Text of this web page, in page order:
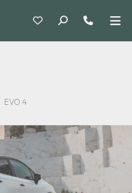
EVO 4